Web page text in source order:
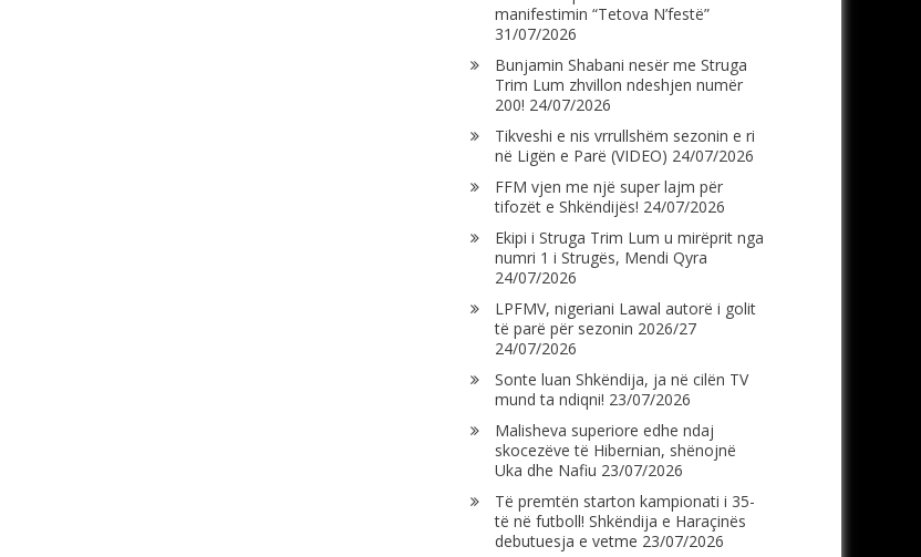
manifestimin “Tetova N’festë”
31/07/2026
Bunjamin Shabani nesër me Struga
Trim Lum zhvillon ndeshjen numër
200! 24/07/2026
Tikveshi e nis vrrullshëm sezonin e ri
në Ligën e Parë (VIDEO) 24/07/2026
FFM vjen me një super lajm për
tifozët e Shkëndijës! 24/07/2026
Ekipi i Struga Trim Lum u mirëprit nga
numri 1 i Strugës, Mendi Qyra
24/07/2026
LPFMV, nigeriani Lawal autorë i golit
të parë për sezonin 2026/27
24/07/2026
Sonte luan Shkëndija, ja në cilën TV
mund ta ndiqni! 23/07/2026
Malisheva superiore edhe ndaj
skocezëve të Hibernian, shënojnë
Uka dhe Nafiu 23/07/2026
Të premtën starton kampionati i 35-
të në futboll! Shkëndija e Haraçinës
debutuesja e vetme 23/07/2026